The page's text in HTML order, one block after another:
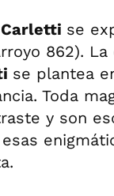
se
862).
se plantea
Toda
y son